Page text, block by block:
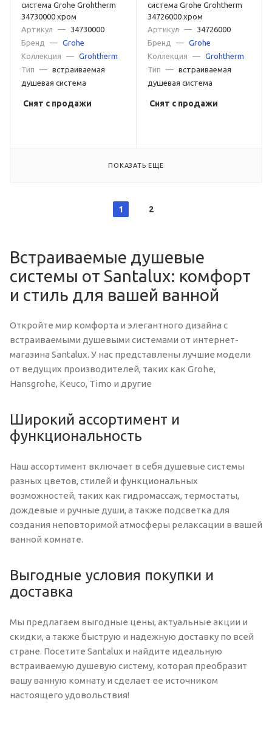
система Grohe Grohtherm
34730000 хром
Артикул
—
34730000
Бренд
— Grohe
Коллекция
— Grohtherm
Тип
— встраиваемая
душевая система
Снят с продажи
система Grohe Grohtherm
34726000 хром
Артикул
—
34726000
Бренд
—
Grohe
Коллекция
—
Grohtherm
Тип
—
встраиваемая
душевая система
Снят с продажи
ПОКАЗАТЬ ЕЩЕ
1 2
Встраиваемые душевые
системы от Santalux: комфорт
и стиль для вашей ванной
Откройте мир комфорта и элегантного дизайна с
встраиваемыми душевыми системами от интернет-
магазина Santalux. У нас представлены лучшие модели
от ведущих производителей, таких как Grohe,
Hansgrohe, Keuco, Timo и другие
Широкий ассортимент и
функциональность
Наш ассортимент включает в себя душевые системы
разных цветов, стилей и функциональных
возможностей, таких как гидромассаж, термостаты,
дождевые и ручные души, а также подсветка для
создания неповторимой атмосферы релаксации в вашей
ванной комнате.
Выгодные условия покупки и
доставка
Мы предлагаем выгодные цены, актуальные акции и
скидки, а также быструю и надежную доставку по всей
стране. Посетите Santalux и найдите идеальную
встраиваемую душевую систему, которая преобразит
вашу ванную комнату и сделает ее источником
настоящего удовольствия!